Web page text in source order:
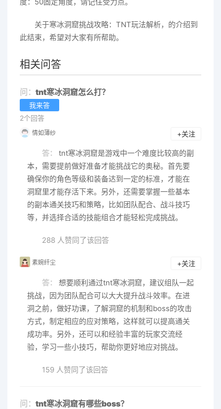
关于寒冰洞窟挑战攻略：TNT玩法解析，的介绍到
此结束，希望对大家有所帮助。
相关问答
问： tnt寒冰洞窟怎么打？
我来答
2个回答
情如薄纱 +关注
答：
tnt寒冰洞窟是游戏中一个难度比较高的副
本，需要提前做好准备才能挑战它的奥秘。首先要
确保你的角色等级和装备达到一定的标准，才能在
洞窟里才能存活下来。另外，还需要掌握一些基本
的副本通关技巧和策略，比如团队配合、战斗技巧
等，并选择合适的技能组合才能轻松完成挑战。
288 人赞同了该回答
素婉纤尘 +关注
答：
想要顺利通过tnt寒冰洞窟，建议组队一起
挑战，因为团队配合可以大大提升战斗效率。在进
洞之前，做好功课，了解洞窟的机制和boss的攻击
方式，制定相应的应对策略，这样就可以提高通关
成功率。另外，还可以和经验丰富的玩家交流经
验，学习一些小技巧，帮助你更好地应对挑战。
159 人赞同了该回答
问： tnt寒冰洞窟有哪些boss？